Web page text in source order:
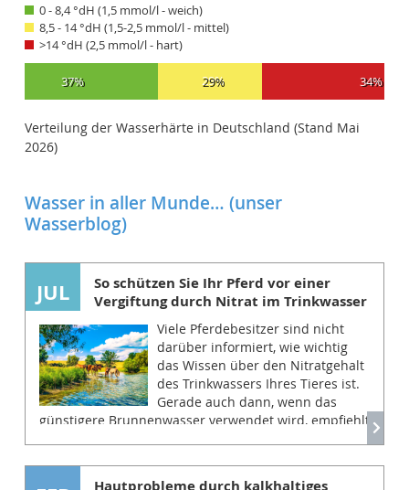
0 - 8,4 °dH (1,5 mmol/l - weich)
8,5 - 14 °dH (1,5-2,5 mmol/l - mittel)
>14 °dH (2,5 mmol/l - hart)
37% 29% 34%
Verteilung der Wasserhärte in Deutschland (Stand Mai
2026)
Wasser in aller Munde… (unser
Wasserblog)
JUL
So schützen Sie Ihr Pferd vor einer
Vergiftung durch Nitrat im Trinkwasser
Viele Pferdebesitzer sind nicht
darüber informiert, wie wichtig
das Wissen über den Nitratgehalt
des Trinkwassers Ihres Tieres ist.
Gerade auch dann, wenn das
günstigere Brunnenwasser verwendet wird, empfiehlt
Hautprobleme durch kalkhaltiges